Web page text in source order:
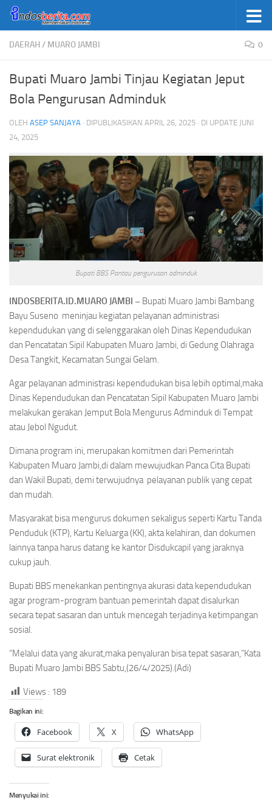
Skip to content
DAERAH/ MUARO JAMBI 0
Bupati Muaro Jambi Tinjau Kegiatan Jeput
Bola Pengurusan Adminduk
OLEH ASEP SANJAYA · DIPUBLIKASIKAN APRIL 26, 2025 · DI UPDATE JUNI
24, 2025
Bupati BBS Pantau pengurusan adminduk
INDOSBERITA.ID.MUARO JAMBI – Bupati Muaro Jambi Bambang
Bayu Suseno meninjau kegiatan pelayanan administrasi
kependudukan yang di selenggarakan oleh Dinas Kependudukan
dan Pencatatan Sipil Kabupaten Muaro Jambi, di Gedung Olahraga
Desa Tangkit, Kecamatan Sungai Gelam.
Agar pelayanan administrasi kependudukan bisa lebih optimal,maka
Dinas Kependudukan dan Pencatatan Sipil Kabupaten Muaro Jambi
melakukan gerakan Jemput Bola Mengurus Adminduk di Tempat
atau Jebol Ngudut.
Dimana program ini, merupakan komitmen dari Pemerintah
Kabupaten Muaro Jambi,di dalam mewujudkan Panca Cita Bupati
dan Wakil Bupati, demi terwujudnya pelayanan publik yang cepat
dan mudah.
Masyarakat bisa mengurus dokumen sekaligus seperti Kartu Tanda
Penduduk (KTP), Kartu Keluarga (KK), akta kelahiran, dan dokumen
lainnya tanpa harus datang ke kantor Disdukcapil yang jaraknya
cukup jauh.
Bupati BBS menekankan pentingnya akurasi data kependudukan
agar program-program bantuan pemerintah dapat disalurkan
secara tepat sasaran dan untuk mencegah terjadinya ketimpangan
sosial.
“Melalui data yang akurat,maka penyaluran bisa tepat sasaran,”Kata
Bupati Muaro Jambi BBS Sabtu,(26/4/2025).(Adi)
Views : 189
Bagikan ini:
Facebook X WhatsApp
Surat elektronik Cetak
Menyukai ini: